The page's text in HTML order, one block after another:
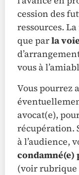
cession des
ressources.
que parla
vous à
Vous pourrez
avocat(e),
récupération.
à l’audience,
condamné(e)
(voir rubrique